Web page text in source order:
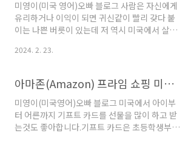
적인 광고비를 내는 거죠 올해 슈퍼볼 광고 우승
은 아놀드 슈워제네거 (Arnold
Schwarzenegger)가 등장한 State Farm 보
일어를 사용하던 그가 초기에 헐러우드에서 미국
니다. 그는 이 광고에서 이민자의 영어 발음으로
"..
미영이(미국 영어)오빠 블로그 사람은 자신에게
유리하거나 이익이 되면 귀신같이 빨리 갖다 붙
이는 나쁜 버릇이 있는데 저 역시 미국에서 살면
이니깐 그럴 수 있어'며 스스로 이방인 모드 자세
민자의 나라이기에 어느 시점에서 (어느 시점을
거슬러 올라가면) 미국인 모두는 외국인이다." 영
어에 대한 다양한 고민을 하다 느슨해질때 제게
미국인 누군가가 제게 한말입니다.이 말은 단순
하지만 꽤 오랫동안 영감을 주었습니다. 미국정
2024. 2. 23.
아마존(Amazon) 프라임 쇼핑 미국인들에게 기프트 카드가 최고/이메일로 아마존 카드 보내는 방법
미영이(미국영어)오빠 블로그 미국에서 아이부
터 어른까지 기프트 카드를 선물을 많이 하고 받
는것도 좋아합니다.기프트 카드은 초등학생부터